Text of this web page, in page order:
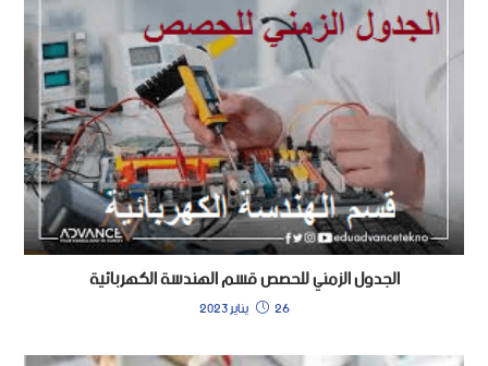
الجدول الزمني للحصص قسم الهندسة الكهربائية
26 يناير 2023